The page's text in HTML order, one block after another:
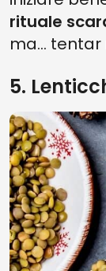
rituale
ma… tentar
5.